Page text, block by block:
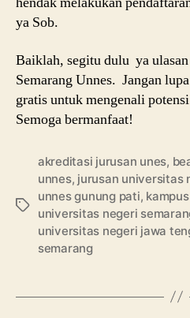
ya Sob.
Baiklah, segitu dulu ya
Semarang Unnes. Jangan
gratis untuk mengenali
Semoga bermanfaat!
Tags
akreditasi jurusan unes,
unnes, jurusan universitas
unnes gunung pati,
universitas negeri
universitas negeri jawa
semarang